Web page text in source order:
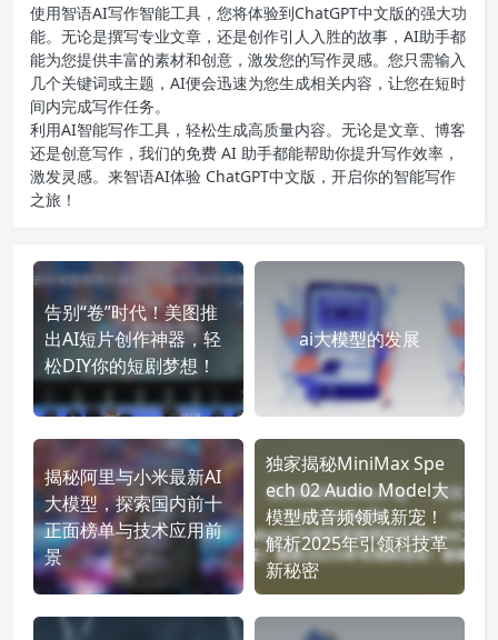
使用智语AI写作智能工具，您将体验到ChatGPT中文版的强大功
能。无论是撰写专业文章，还是创作引人入胜的故事，AI助手都
能为您提供丰富的素材和创意，激发您的写作灵感。您只需输入
几个关键词或主题，AI便会迅速为您生成相关内容，让您在短时
间内完成写作任务。
利用AI智能写作工具，轻松生成高质量内容。无论是文章、博客
还是创意写作，我们的免费 AI 助手都能帮助你提升写作效率，
激发灵感。来智语AI体验 ChatGPT中文版 ，开启你的智能写作
之旅！
告别“卷”时代！美图推
出AI短片创作神器，轻
松DIY你的短剧梦想！
ai大模型的发展
揭秘阿里与小米最新AI
大模型，探索国内前十
正面榜单与技术应用前
景
独家揭秘MiniMax Spe
ech 02 Audio Model大
模型成音频领域新宠！
解析2025年引领科技革
新秘密